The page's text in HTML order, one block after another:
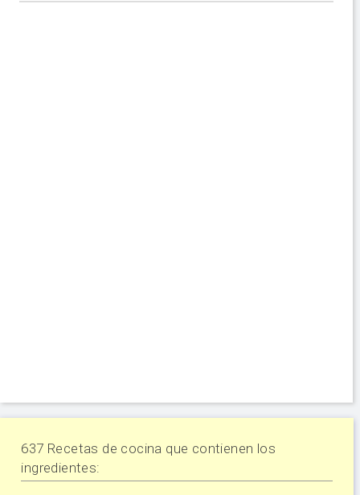
637 Recetas de cocina que contienen los
ingredientes: